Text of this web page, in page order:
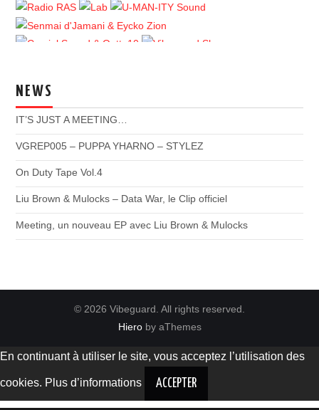
NEWS
IT’S JUST A MEETING…
VGREP005 – PUPPA YHARNO – STYLEZ
On Duty Tape Vol.4
Liu Brown & Mulocks – Data War, le Clip officiel
Meeting, un nouveau EP avec Liu Brown & Mulocks
© 2026 Vibeguard. All rights reserved.
Hieroby aThemes
En continuant à utiliser le site, vous acceptez l’utilisation des
cookies. Plus d’informations ACCEPTER